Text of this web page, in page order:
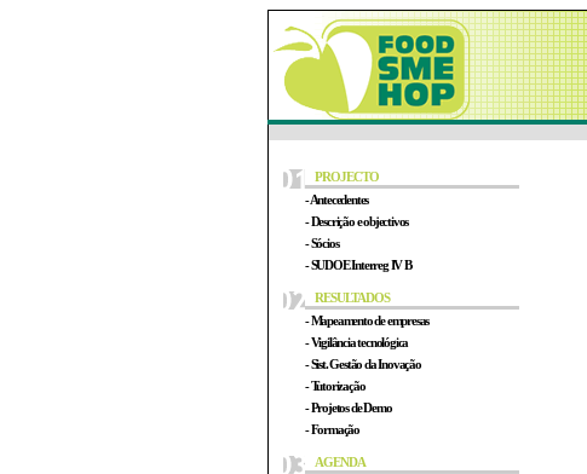
PROJECTO
- Antecedentes
- Descrição e objectivos
- Sócios
- SUDOE Interreg IV B
RESULTADOS
- Mapeamento de empresas
- Vigilância tecnológica
- Sist. Gestão da Inovação
- Tutorização
- Projetos de Demo
- Formação
AGENDA